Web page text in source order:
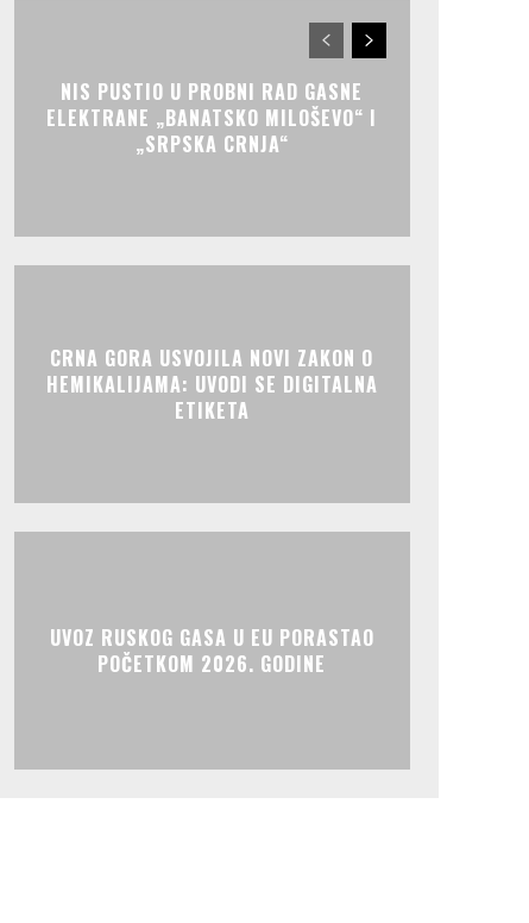
NIS PUSTIO U PROBNI RAD GASNE
ELEKTRANE „BANATSKO MILOŠEVO“ I
„SRPSKA CRNJA“
CRNA GORA USVOJILA NOVI ZAKON O
HEMIKALIJAMA: UVODI SE DIGITALNA
ETIKETA
UVOZ RUSKOG GASA U EU PORASTAO
POČETKOM 2026. GODINE